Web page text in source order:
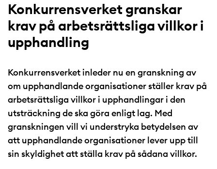
Konkurrensverket granskar
krav på arbetsrättsliga villkor i
upphandling
Konkurrensverket inleder nu en granskning av
om upphandlande organisationer ställer krav på
arbetsrättsliga villkor i upphandlingar i den
utsträckning de ska göra enligt lag. Med
granskningen vill vi understryka betydelsen av
att upphandlande organisationer lever upp till
sin skyldighet att ställa krav på sådana villkor.